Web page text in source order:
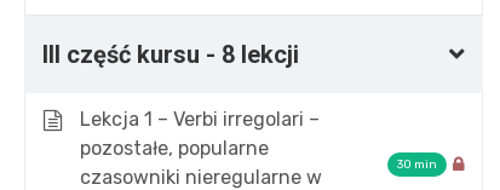
III część kursu - 8 lekcji
Lekcja 1 – Verbi irregolari –
pozostałe, popularne
czasowniki nieregularne w
30 min